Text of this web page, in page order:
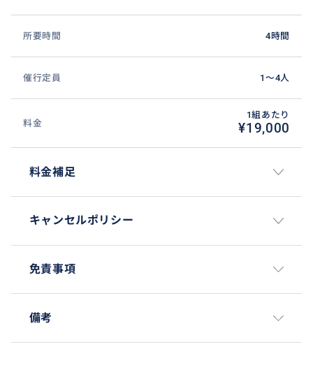
所要時間 4時間
催行定員 1〜4人
料金
1組あたり
¥19,000
料金補足
キャンセルポリシー
免責事項
備考